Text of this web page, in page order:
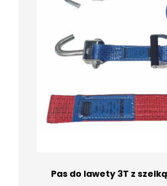
Pas do lawety 3T z